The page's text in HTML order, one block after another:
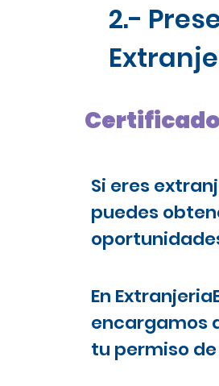
2.-
Si eres
puedes
En
encargamos
tu permiso